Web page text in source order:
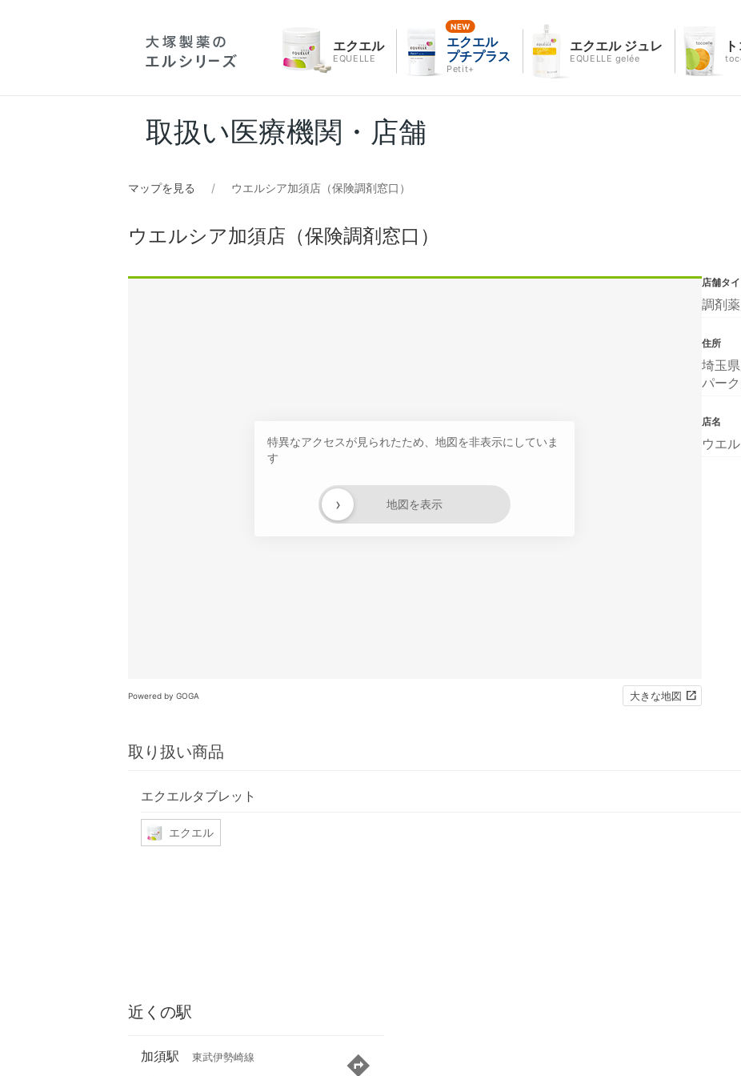
エクエル
EQUELLE
エクエル
プチプラス
Petit+
エクエル ジュレ
EQUELLE gelée
取扱い医療機関・店舗
マップを見る ウエルシア加須店（保険調剤窓口）
ウエルシア加須店（保険調剤窓口）
特異なアクセスが見られたため、地図を非表示にしていま
す
地図を表示
›
Powered by GOGA 大きな地図
取り扱い商品
エクエルタブレット
エクエル
店舗タ
調剤
住所
埼玉
パー
店名
ウエ
近くの駅
加須駅 東武伊勢崎線